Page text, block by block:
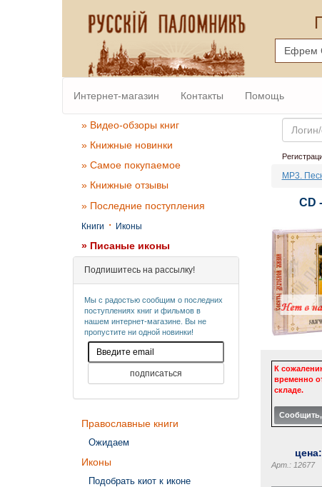
Интернет-магазин Контакты Помощь
» Видео-обзоры книг
» Книжные новинки
» Самое покупаемое
» Книжные отзывы
» Последние поступления
Книги · Иконы
» Писаные иконы
Подпишитесь на рассылку!
Мы с радостью сообщим о последних
поступлениях книг и фильмов в
нашем интернет-магазине. Вы не
пропустите ни одной новинки!
Православные книги
Ожидаем
Иконы
Подобрать киот к иконе
Email
MP3.
CD
К
временно
складе.
цена:
Арт.: 12677